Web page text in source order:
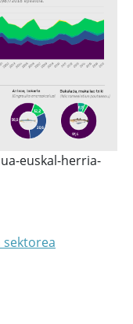
euskal-herria-
sektorea